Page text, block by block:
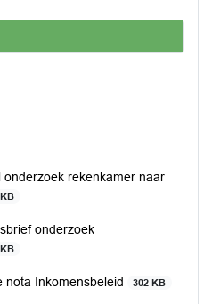
onderzoek rekenkamer naar
onderzoek
nota Inkomensbeleid 302 KB